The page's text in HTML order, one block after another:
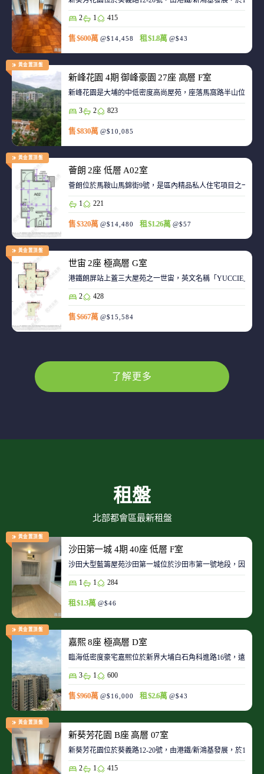
2 1 415
售 $600萬 @$14,458 租 $1.8萬 @$43
黃金置頂盤
新峰花園 4期 御峰豪園 27座 高層 F室
新峰花園是大埔的中低密度高尚屋苑，座落馬窩路半山位置
3 2 823
售 $830萬 @$10,085
黃金置頂盤
薈朗 2座 低層 A02室
薈朗位於馬鞍山馬錦街9號，是區內精品私人住宅項目之一，
1 221
售 $320萬 @$14,480 租 $1.26萬 @$57
黃金置頂盤
世宙 2座 極高層 G室
港鐵朗屏站上蓋三大屋苑之一世宙，英文名稱「YUCCIE」，
2 428
售 $667萬 @$15,584
了解更多
租盤
北部都會區最新租盤
黃金置頂盤
沙田第一城 4期 40座 低層 F室
沙田大型藍籌屋苑沙田第一城位於沙田市第一號地段，因此
1 1 284
租 $1.3萬 @$46
黃金置頂盤
嘉熙 8座 極高層 D室
臨海低密度豪宅嘉熙位於新界大埔白石角科進路16號，遠離
3 1 600
售 $960萬 @$16,000 租 $2.6萬 @$43
黃金置頂盤
新葵芳花園 B座 高層 07室
新葵芳花園位於葵義路12-20號，由港鐵/新鴻基發展，於
2 1 415